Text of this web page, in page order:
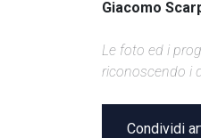
Giacomo
Le foto ed i
riconoscendo i
Condividi